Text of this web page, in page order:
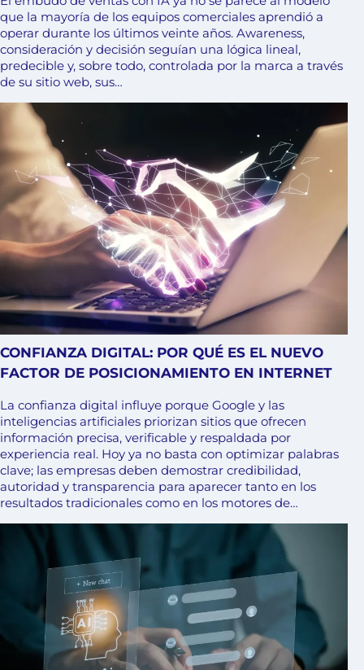
que la mayoría de los equipos comerciales aprendió a
operar durante los últimos veinte años. Awareness,
consideración y decisión seguían una lógica lineal,
predecible y, sobre todo, controlada por la marca a través
de su sitio web, sus…
CONFIANZA DIGITAL: POR QUÉ ES EL NUEVO
FACTOR DE POSICIONAMIENTO EN INTERNET
La confianza digital influye porque Google y las
inteligencias artificiales priorizan sitios que ofrecen
información precisa, verificable y respaldada por
experiencia real. Hoy ya no basta con optimizar palabras
clave; las empresas deben demostrar credibilidad,
autoridad y transparencia para aparecer tanto en los
resultados tradicionales como en los motores de…